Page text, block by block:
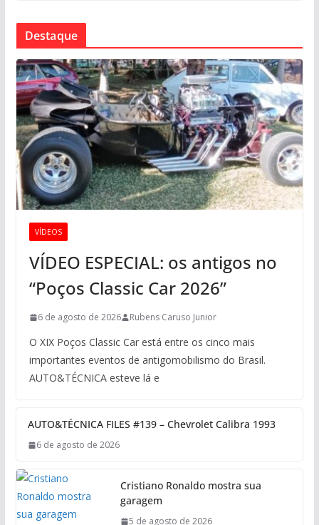
Destaque
VÍDEOS
VÍDEO ESPECIAL: os antigos no
“Poços Classic Car 2026”
6 de agosto de 2026 Rubens Caruso Junior
O XIX Poços Classic Car está entre os cinco mais
importantes eventos de antigomobilismo do Brasil.
AUTO&TÉCNICA esteve lá e
AUTO&TÉCNICA FILES #139 – Chevrolet Calibra 1993
6 de agosto de 2026
Cristiano Ronaldo mostra sua
garagem
5 de agosto de 2026